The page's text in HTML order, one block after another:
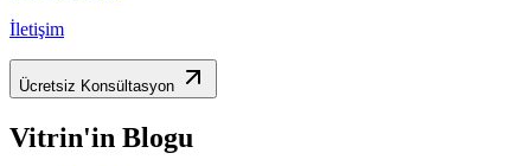
İletişim
Ücretsiz Konsültasyon
Vitrin'in Blogu